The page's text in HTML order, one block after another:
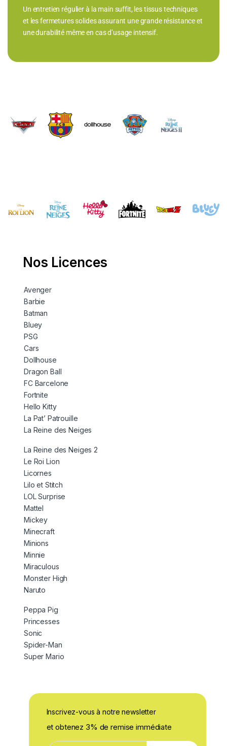
Un entretien régulier à la main suffit, les tissus techniques
et les fermetures solides assurant une grande résistance et
une durabilité même en cas d’usage intensif.
Brands Carousel
Nos Licences
Avenger
Barbie
Batman
Bluey
PSG
Cars
Dollhouse
Dragon Ball
FC Barcelone
Fortnite
Hello Kitty
La Pat’ Patrouille
La Reine des Neiges
La Reine des Neiges 2
Le Roi Lion
Licornes
Lilo et Stitch
LOL Surprise
Mattel
Mickey
Minecraft
Minions
Minnie
Miraculous
Monster High
Naruto
Peppa Pig
Princesses
Sonic
Spider-Man
Super Mario
Inscrivez-vous à notre newsletter
et obtenez 3% de remise immédiate